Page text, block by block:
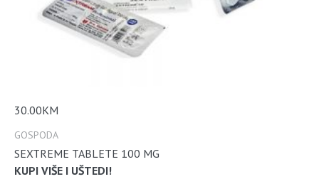
30.00KM
GOSPODA
SEXTREME TABLETE 100 MG
KUPI VIŠE I UŠTEDI!